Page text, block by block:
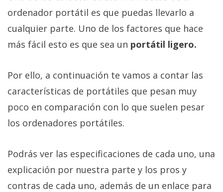
ordenador portátil es que puedas llevarlo a
cualquier parte. Uno de los factores que hace
más fácil esto es que sea un portátil ligero.
Por ello, a continuación te vamos a contar las
características de portátiles que pesan muy
poco en comparación con lo que suelen pesar
los ordenadores portátiles.
Podrás ver las especificaciones de cada uno, una
explicación por nuestra parte y los pros y
contras de cada uno, además de un enlace para